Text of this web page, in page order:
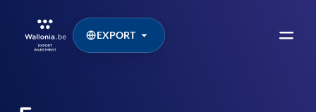
EXPORT